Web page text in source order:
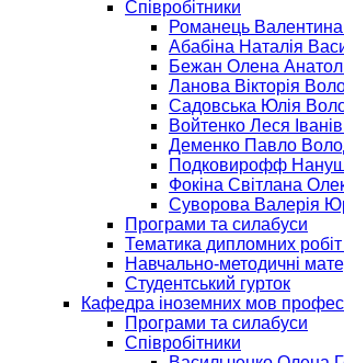
Співробітники
Романець
Абабіна Наталія
Бежан Олена
Ланова Вікторія
Садовська Юлія
Войтенко Леся
Деменко Павло
Подковирофф
Фокіна Світлана
Суворова Валерія
Програми та силабуси
Тематика дипломних
Навчально-методичні
Студентський гурток
Кафедра іноземних мов
Програми та силабуси
Співробітники